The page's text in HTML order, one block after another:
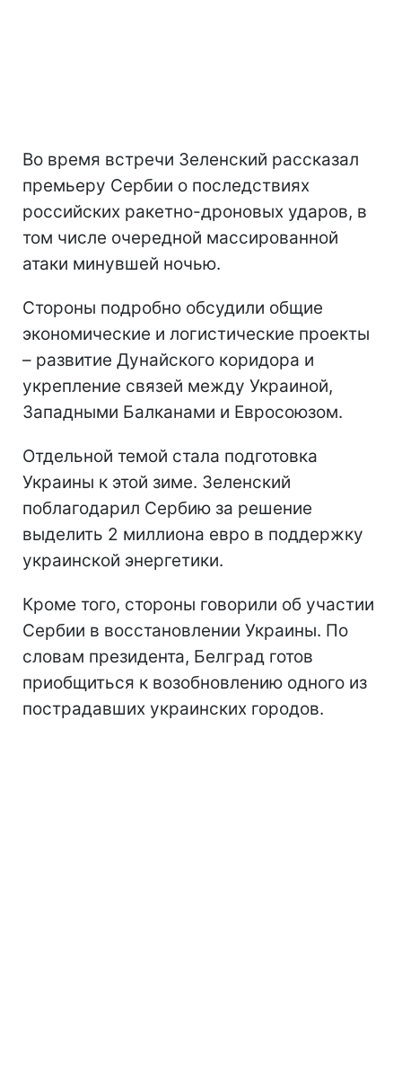
Во время встречи Зеленский рассказал
премьеру Сербии о последствиях
российских ракетно-дроновых ударов, в
том числе очередной массированной
атаки минувшей ночью.
Стороны подробно обсудили общие
экономические и логистические проекты
– развитие Дунайского коридора и
укрепление связей между Украиной,
Западными Балканами и Евросоюзом.
Отдельной темой стала подготовка
Украины к этой зиме. Зеленский
поблагодарил Сербию за решение
выделить 2 миллиона евро в поддержку
украинской энергетики.
Кроме того, стороны говорили об участии
Сербии в восстановлении Украины. По
словам президента, Белград готов
приобщиться к возобновлению одного из
пострадавших украинских городов.